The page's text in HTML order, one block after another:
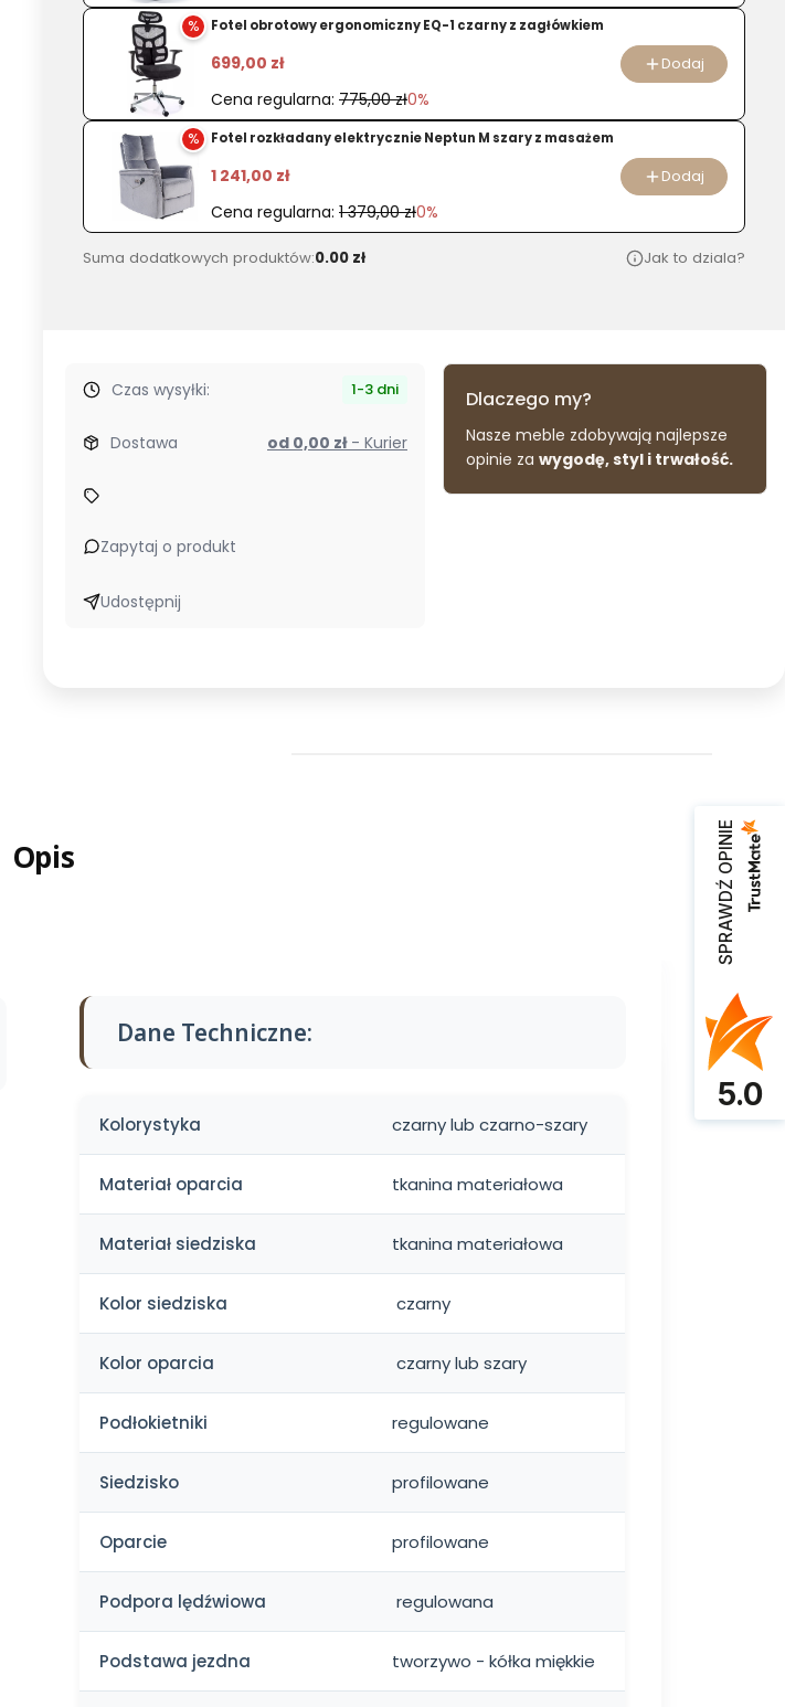
zagłówkiem
% Fotel obrotowy ergonomiczny EQ-1 czarny z zagłówkiem
699,00 zł
Cena regularna: 775,00 zł0%
Dodaj
% Fotel rozkładany elektrycznie Neptun M szary z masażem
1 241,00 zł
Cena regularna: 1 379,00 zł0%
Dodaj
Suma dodatkowych produktów:0.00 zł Jak to dziala?
Czas wysyłki: 1-3 dni
Dostawa od 0,00 zł - Kurier
Zapytaj o produkt
Udostępnij
Dlaczego my?
Nasze meble zdobywają najlepsze
opinie za wygodę, styl i trwałość.
Opis
Dane Techniczne:
Kolorystyka czarny lub czarno-szary
Materiał oparcia tkanina materiałowa
Materiał siedziska tkanina materiałowa
Kolor siedziska czarny
Kolor oparcia czarny lub szary
Podłokietniki regulowane
Siedzisko profilowane
Oparcie profilowane
Podpora lędźwiowa regulowana
Podstawa jezdna tworzywo - kółka miękkie
SPRAWDŹ OPINIE
5.0